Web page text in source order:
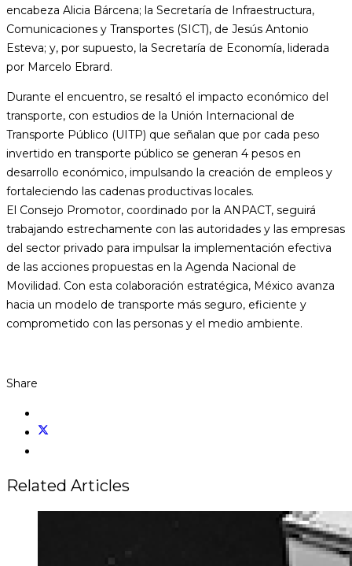
encabeza Alicia Bárcena; la Secretaría de Infraestructura,
Comunicaciones y Transportes (SICT), de Jesús Antonio
Esteva; y, por supuesto, la Secretaría de Economía, liderada
por Marcelo Ebrard.
Durante el encuentro, se resaltó el impacto económico del
transporte, con estudios de la Unión Internacional de
Transporte Público (UITP) que señalan que por cada peso
invertido en transporte público se generan 4 pesos en
desarrollo económico, impulsando la creación de empleos y
fortaleciendo las cadenas productivas locales.
El Consejo Promotor, coordinado por la ANPACT, seguirá
trabajando estrechamente con las autoridades y las empresas
del sector privado para impulsar la implementación efectiva
de las acciones propuestas en la Agenda Nacional de
Movilidad. Con esta colaboración estratégica, México avanza
hacia un modelo de transporte más seguro, eficiente y
comprometido con las personas y el medio ambiente.
Share
Related Articles